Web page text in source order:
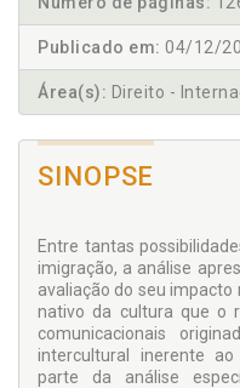
Publicado em: 04/12/
Área(s): Direito -
SINOPSE
Entre tantas
imigração, a análise
avaliação do seu
nativo da cultura que o
comunicacionais
intercultural inerente
parte da análise